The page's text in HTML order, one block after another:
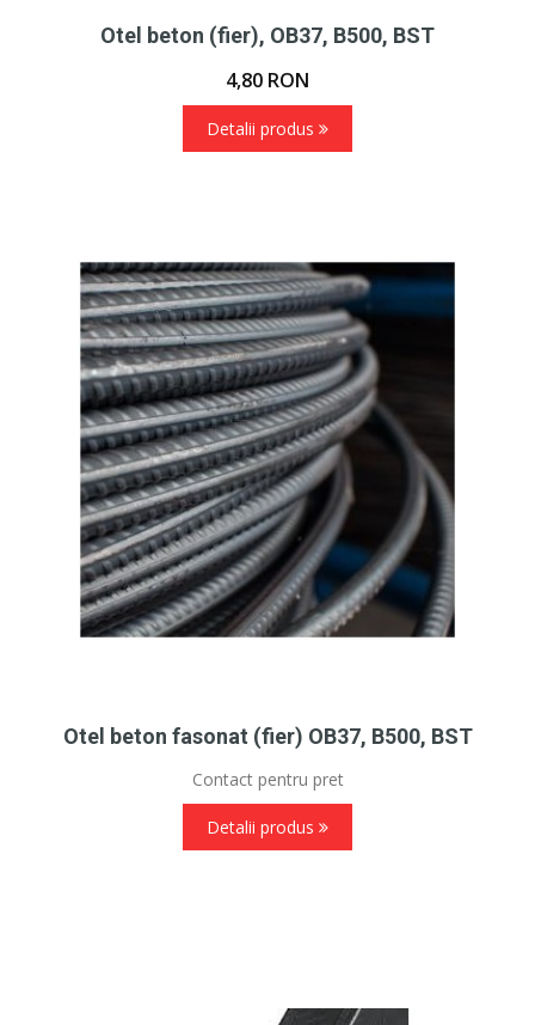
Otel beton (fier), OB37, B500, BST
4,80 RON
Detalii produs
Otel beton fasonat (fier) OB37, B500, BST
Contact pentru pret
Detalii produs